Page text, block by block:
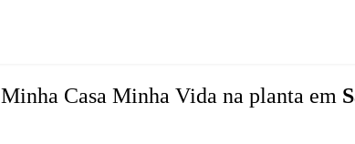
Minha Casa Minha Vida na planta em